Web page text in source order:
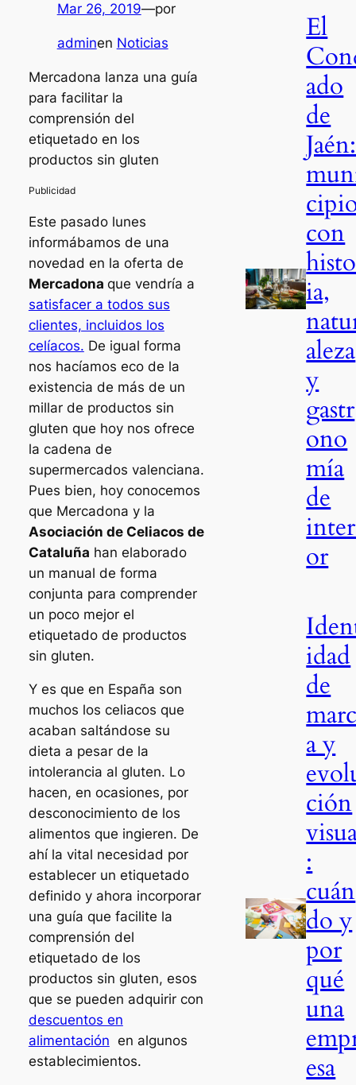
Mar 26, 2019—por
adminen Noticias
Mercadona lanza una guía
para facilitar la
comprensión del
etiquetado en los
productos sin gluten
Este pasado lunes
informábamos de una
novedad en la oferta de
Mercadona que vendría a
satisfacer a todos sus
clientes, incluidos los
celíacos. De igual forma
nos hacíamos eco de la
existencia de más de un
millar de productos sin
gluten que hoy nos ofrece
la cadena de
supermercados valenciana.
Pues bien, hoy conocemos
que Mercadona y la
Asociación de Celiacos de
Cataluña han elaborado
un manual de forma
conjunta para comprender
un poco mejor el
etiquetado de productos
sin gluten.
Y es que en España son
muchos los celiacos que
acaban saltándose su
dieta a pesar de la
intolerancia al gluten. Lo
hacen, en ocasiones, por
desconocimiento de los
alimentos que ingieren. De
ahí la vital necesidad por
establecer un etiquetado
definido y ahora incorporar
una guía que facilite la
comprensión del
etiquetado de los
productos sin gluten, esos
que se pueden adquirir con
descuentos en
alimentación en algunos
establecimientos.
El
ado
de
Jaén:
con
ia,
aleza
y
gastr
ono
mía
de
or
idad
de
a y
ción
:
cuán
do y
por
qué
una
esa